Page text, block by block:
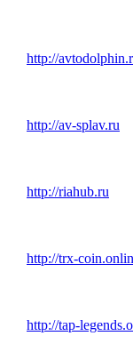
http://
http://av-splav.ru
http://riahub.ru
http://trx-
http://tap-